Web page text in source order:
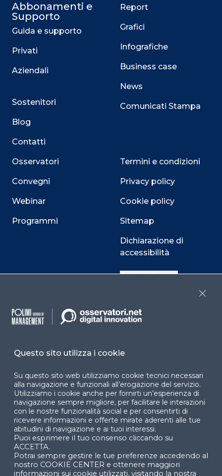
Abbonamenti e
Supporto
Guida e supporto
Privati
Aziendali
Sostenitori
Blog
Contatti
Osservatori
Convegni
Webinar
Programmi
Report
Grafici
Infografiche
Business case
News
Comunicati Stampa
Termini e condizioni
Privacy policy
Cookie policy
Sitemap
Dichiarazione di
accessibilità
Cookie Center
Facebook LinkedIn
© 2024 Copyright © Politecnico di Milano Dipartimento
di Ingegneria Gestionale
Questo sito utilizza i cookie
Su questo sito web utilizziamo cookie tecnici necessari
alla navigazione e funzionali all’erogazione del servizio.
Utilizziamo i cookie anche per fornirti un’esperienza di
navigazione sempre migliore, per facilitare le interazioni
con le nostre funzionalità social e per consentirti di
ricevere informazioni e offerte mirate aderenti alle tue
abitudini di navigazione e ai tuoi interessi.
Puoi esprimere il tuo consenso cliccando su
ACCETTA.
Potrai sempre gestire le tue preferenze accedendo al
nostro COOKIE CENTER e ottenere maggiori
informazioni sui cookie utilizzati, visitando la nostra